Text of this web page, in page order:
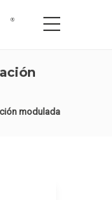
modulada